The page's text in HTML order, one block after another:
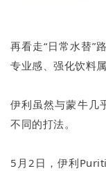
再看走“日常水替”
专业感、强化饮料属
伊利虽然与蒙牛几
不同的打法。
5月2日，伊利